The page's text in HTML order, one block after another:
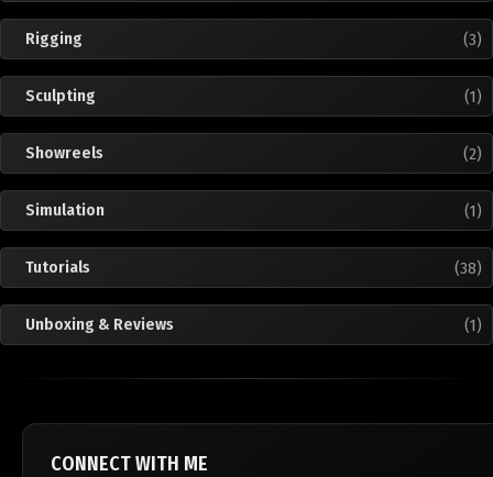
Rigging (3)
Sculpting (1)
Showreels (2)
Simulation (1)
Tutorials (38)
Unboxing & Reviews (1)
CONNECT WITH ME